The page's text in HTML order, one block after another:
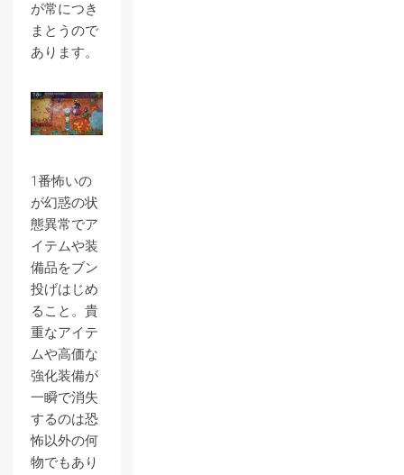
が常につき
まとうので
あります。
1番怖いの
が幻惑の状
態異常でア
イテムや装
備品をブン
投げはじめ
ること。貴
重なアイテ
ムや高価な
強化装備が
一瞬で消失
するのは恐
怖以外の何
物でもあり